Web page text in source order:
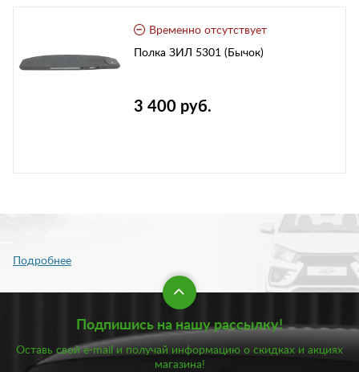
Временно отсутствует
Полка ЗИЛ 5301 (Бычок)
3 400 руб.
Подпишись на нашу рассылку!
Оставь свой e-mail и получай информацию о скидках и акциях
магазина!